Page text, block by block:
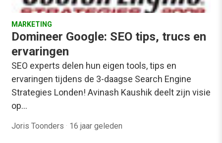
MARKETING
Domineer Google: SEO tips, trucs en
ervaringen
SEO experts delen hun eigen tools, tips en
ervaringen tijdens de 3-daagse Search Engine
Strategies Londen! Avinash Kaushik deelt zijn visie
op…
Joris Toonders · 16 jaar geleden